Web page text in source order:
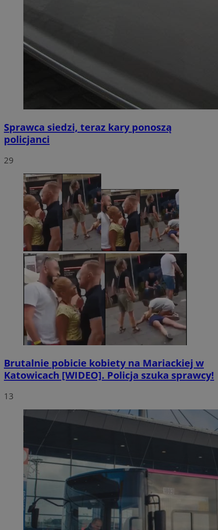
Sprawca siedzi, teraz kary ponoszą
policjanci
29
Brutalnie pobicie kobiety na Mariackiej w
Katowicach [WIDEO]. Policja szuka sprawcy!
13